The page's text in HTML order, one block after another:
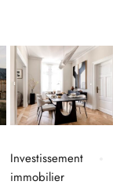
Investissement
immobilier